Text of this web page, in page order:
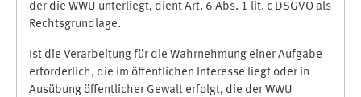
der die WWU unterliegt, dient Art. 6 Abs. 1 lit. c DSGVO als
Rechtsgrundlage.
Ist die Verarbeitung für die Wahrnehmung einer Aufgabe
erforderlich, die im öffentlichen Interesse liegt oder in
Ausübung öffentlicher Gewalt erfolgt, die der WWU